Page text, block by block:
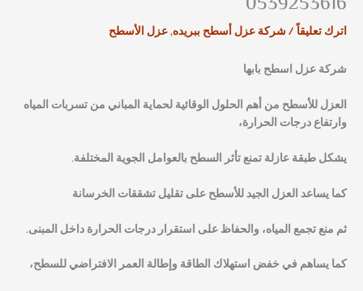
اترك تعليقاً/شركة عزل أسطح ببريده,عزل الأسطح
شركة عزل اسطح بابها
العزل للأسطح من أهم الحلول الوقائية لحماية المباني من تسربات المياه
وارتفاع درجات الحرارة،
يشكل طبقة عازلة تمنع تأثر السطح بالعوامل الجوية المختلفة.
كما يساعد العزل الجيد للأسطح على تقليل تشققات الخرسانة
ثم منع تجمع المياه، والحفاظ على استقرار درجات الحرارة داخل المبنى.
كما يساهم في خفض استهلاك الطاقة وإطالة العمر الافتراضي للسطح،